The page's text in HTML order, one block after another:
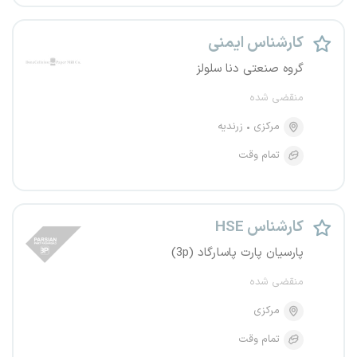
کارشناس ایمنی
گروه صنعتی دنا سلولز
منقضی شده
مرکزی
زرندیه
تمام وقت
کارشناس HSE
پارسیان پارت پاسارگاد (3p)
منقضی شده
مرکزی
تمام وقت